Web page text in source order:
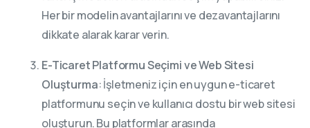
Her bir modelin avantajlarını ve dezavantajlarını
dikkate alarak karar verin.
E-Ticaret Platformu Seçimi ve Web Sitesi
Oluşturma: İşletmeniz için en uygun e-ticaret
platformunu seçin ve kullanıcı dostu bir web sitesi
oluşturun. Bu platformlar arasında